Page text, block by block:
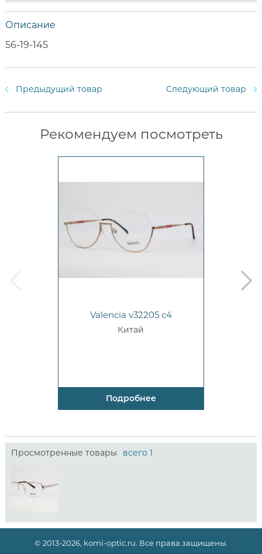
Описание
56-19-145
Предыдущий товар Следующий товар
Рекомендуем посмотреть
Valencia v32205 c4
Китай
Подробнее
next
Просмотренные товары всего 1
© 2013-2026, komi-optic.ru. Все права защищены.